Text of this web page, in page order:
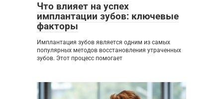
Что влияет на успех
имплантации зубов: ключевые
факторы
Имплантация зубов является одним из самых
популярных методов восстановления утраченных
зубов. Этот процесс помогает